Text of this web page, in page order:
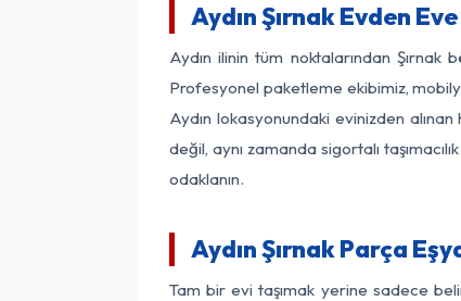
Aydın Şırnak Evden
Aydın ilinin tüm noktalarından
Profesyonel paketleme ekibimiz,
Aydın lokasyonundaki evinizden
değil, aynı zamanda sigortalı
odaklanın.
Aydın Şırnak Parça
Tam bir evi taşımak yerine sadece